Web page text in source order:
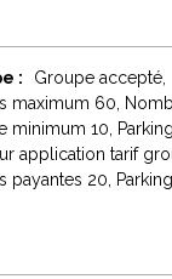
:
Groupe accepté
maximum 60
minimum 10
application tarif
payantes 20